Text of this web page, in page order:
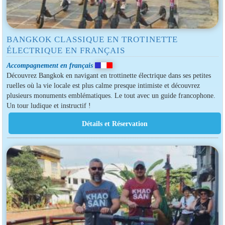
BANGKOK CLASSIQUE EN TROTINETTE
ÉLECTRIQUE EN FRANÇAIS
Accompagnement en français
Découvrez Bangkok en navigant en trottinette électrique dans ses petites
ruelles où la vie locale est plus calme presque intimiste et découvrez
plusieurs monuments emblématiques. Le tout avec un guide francophone.
Un tour ludique et instructif !